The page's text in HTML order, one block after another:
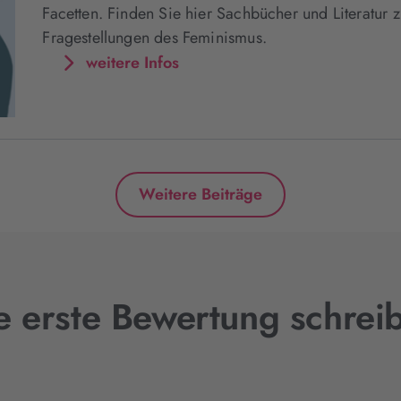
Facetten. Finden Sie hier Sachbücher und Literatur
Fragestellungen des Feminismus.
weitere Infos
Weitere Beiträge
erste Bewertung